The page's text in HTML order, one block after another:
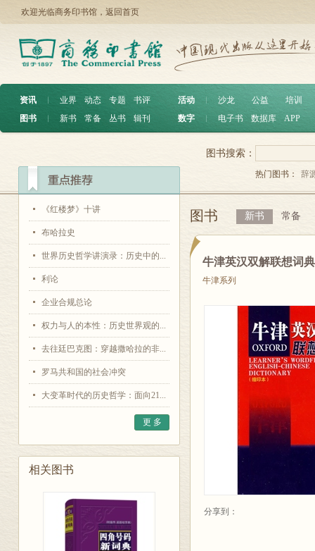
欢迎光临商务印书馆， 返回首页
资讯 ︱ 业界 动态 专题
书评
图书
︱ 新书 常备 丛书 辑刊
活动 沙龙 公益
培训
数字
电子书 数据库 APP
《红楼梦》十讲
布哈拉史
世界历史哲学讲演录：历史中的...
利论
企业合规总论
权力与人的本性：历史世界观的...
去往廷巴克图：穿越撒哈拉的非...
罗马共和国的社会冲突
大变革时代的历史哲学：面向21...
更 多
相关图书
图书搜索：
热门图书： 辞
图书 新书 常备
牛津英汉双解联想词
牛津系列
分享到：